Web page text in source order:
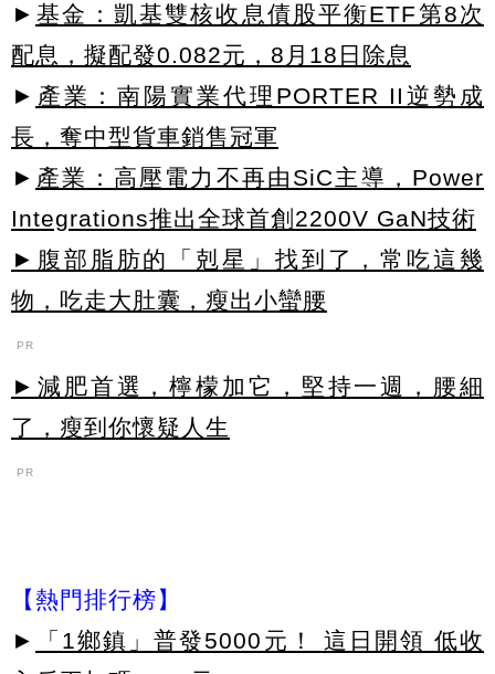
► 基金：凱基雙核收息債股平衡ETF第8次
配息，擬配發0.082元，8月18日除息
► 產業：南陽實業代理PORTER II逆勢成
長，奪中型貨車銷售冠軍
► 產業：高壓電力不再由SiC主導，Power
Integrations推出全球首創2200V GaN技術
►腹部脂肪的「剋星」找到了，常吃這幾
物，吃走大肚囊，瘦出小蠻腰
PR
►減肥首選，檸檬加它，堅持一週，腰細
了，瘦到你懷疑人生
PR
【熱門排行榜】
►
「1鄉鎮」普發5000元！ 這日開領 低收